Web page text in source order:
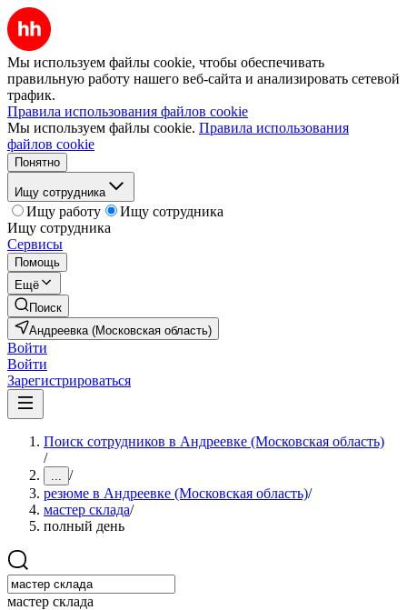
Мы используем файлы cookie, чтобы обеспечивать
правильную работу нашего веб-сайта и анализировать сетевой
трафик.
Правила использования файлов cookie
Мы используем файлы cookie. Правила использования
файлов cookie
Понятно
Ищу сотрудника
Ищу работу
Ищу сотрудника
Ищу сотрудника
Сервисы
Помощь
Ещё
Поиск
Андреевка (Московская область)
Войти
Войти
Зарегистрироваться
Поиск сотрудников в Андреевке (Московская область)
/
... /
резюме в Андреевке (Московская область)/
мастер склада/
полный день
мастер склада